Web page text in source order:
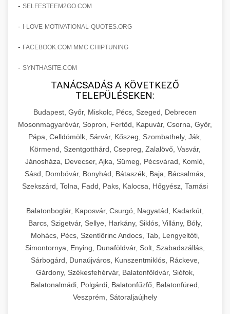
amelyek valós eredményeket hoznak.
szonyegtisztito.net
marketing stratégiai tervrajz
útjáról, bemutatva az utat a küzdő praxistól a
virágzó vállalkozásig 150%-os növekedéssel.
klinika átalakulási történet
Érdeklődés 150%-os Fokozása
Technikák és módszerek a páciensek
érdeklődésének és elkötelezettségének drámai
növeléséhez. Egy 150%-os fellendülési
esettanulmány gyakorlati betekintésekkel.
weboldal-keszites.co
elkötelezettség erősítési módszerek
🎮 19. AI Google Ads és Meta
Kampány Kezelés
Fejlett AI-alapú Google Ads és Meta hirdetési
kampánykezelés. Optimalizálja hirdetési
költségvetését gépi tanulással és
automatizálással.
aikampany.hu AI hirdetési automatizálás
🍞 20. Ipari Dagasztógép +
Professzionális ipari dagasztógépek és
tésztakeverő gépek pékségek és kereskedelmi
konyhák számára. Masszív konstrukció
megbízható teljesítményhez.
chef-iparikonyhagepek.hu
kereskedelmi tésztakeverő
🔪 21. Ipari Szeletelőgép +
Ipari hús- és sajtszeletelő gépek professzionális
élelmiszer-előkészítéshez. Precíziós vágás
állítható vastagság beállítással.
chef-iparikonyhagepek.hu
professzionális élelmiszer szeletelő
📦 22. Vákuumozó Gép +
Kereskedelmi vákuumcsomagoló berendezések
élelmiszerek tartósításához. Hosszabbítsa a
szavatossági időt és tartsa meg a termék
frissességét.
🎁 23. Vákuumfóliázó Gép +
Ipari vákuumfóliázó gépek professzionális
- SELFESTEEM2GO.COM
- I-LOVE-MOTIVATIONAL-QUOTES.ORG
- FACEBOOK.COM MMC CHIPTUNING
- SYNTHASITE.COM
TANÁCSADÁS A KÖVETKEZŐ
TELEPÜLÉSEKEN:
Budapest, Győr, Miskolc, Pécs, Szeged, Debrecen
Mosonmagyaróvár, Sopron, Fertőd, Kapuvár, Csorna, Győr,
Pápa, Celldömölk, Sárvár, Kőszeg, Szombathely, Ják,
Körmend, Szentgotthárd, Csepreg, Zalalövő, Vasvár,
Jánosháza, Devecser, Ajka, Sümeg, Pécsvárad, Komló,
Sásd, Dombóvár, Bonyhád, Bátaszék, Baja, Bácsalmás,
Szekszárd, Tolna, Fadd, Paks, Kalocsa, Hőgyész, Tamási
Balatonboglár, Kaposvár, Csurgó, Nagyatád, Kadarkút,
Barcs, Szigetvár, Sellye, Harkány, Siklós, Villány, Bóly,
Mohács, Pécs, Szentlőrinc Andocs, Tab, Lengyeltóti,
Simontornya, Enying, Dunaföldvár, Solt, Szabadszállás,
Sárbogárd, Dunaújváros, Kunszentmiklós, Ráckeve,
Gárdony, Székesfehérvár, Balatonföldvár, Siófok,
Balatonalmádi, Polgárdi, Balatonfűzfő, Balatonfüred,
Veszprém, Sátoraljaújhely